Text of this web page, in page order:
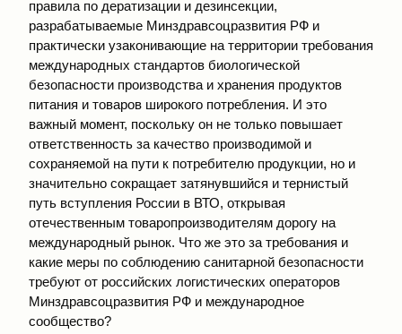
правила по дератизации и дезинсекции,
разрабатываемые Минздравсоцразвития РФ и
практически узаконивающие на территории требования
международных стандартов биологической
безопасности производства и хранения продуктов
питания и товаров широкого потребления. И это
важный момент, поскольку он не только повышает
ответственность за качество производимой и
сохраняемой на пути к потребителю продукции, но и
значительно сокращает затянувшийся и тернистый
путь вступления России в ВТО, открывая
отечественным товаропроизводителям дорогу на
международный рынок. Что же это за требования и
какие меры по соблюдению санитарной безопасности
требуют от российских логистических операторов
Минздравсоцразвития РФ и международное
сообщество?